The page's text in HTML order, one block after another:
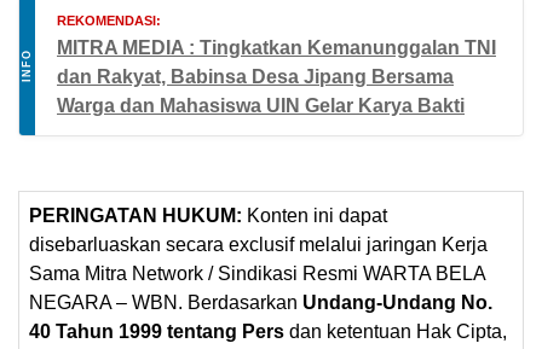
INFO
REKOMENDASI:
MITRA MEDIA : Tingkatkan Kemanunggalan TNI
dan Rakyat, Babinsa Desa Jipang Bersama
Warga dan Mahasiswa UIN Gelar Karya Bakti
PERINGATAN HUKUM: Konten ini dapat
disebarluaskan secara exclusif melalui jaringan Kerja
Sama Mitra Network / Sindikasi Resmi WARTA BELA
NEGARA – WBN. Berdasarkan Undang-Undang No.
40 Tahun 1999 tentang Pers dan ketentuan Hak Cipta,